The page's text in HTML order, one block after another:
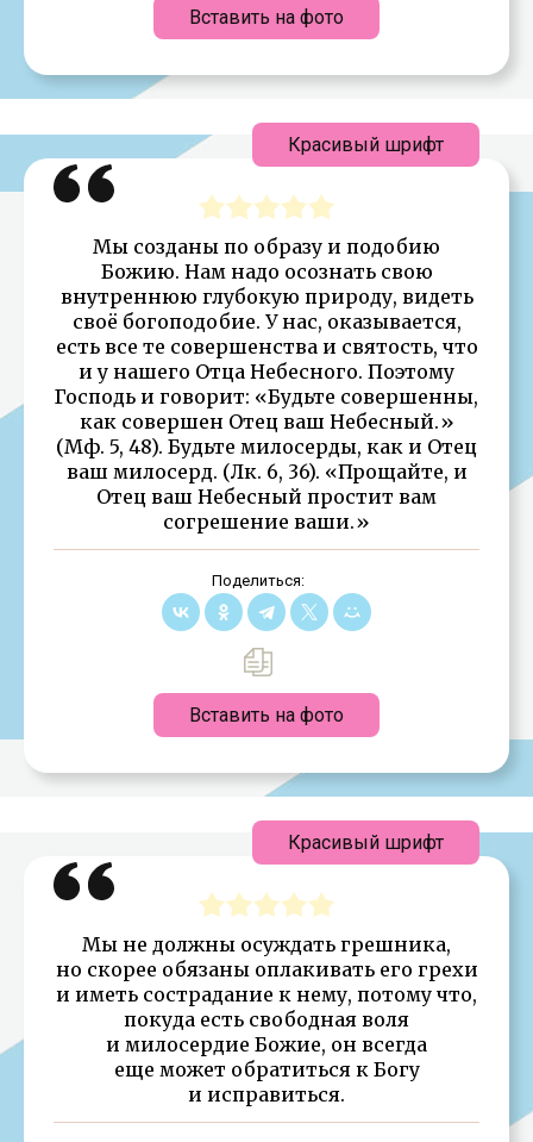
Вставить на фото
Мы созданы по образу и подобию
Божию. Нам надо осознать свою
внутреннюю глубокую природу, видеть
своё богоподобие. У нас, оказывается,
есть все те совершенства и святость, что
и у нашего Отца Небесного. Поэтому
Господь и говорит: «Будьте совершенны,
как совершен Отец ваш Небесный.»
(Мф. 5, 48). Будьте милосерды, как и Отец
ваш милосерд. (Лк. 6, 36). «Прощайте, и
Отец ваш Небесный простит вам
согрешение ваши.»
Поделиться:
Вставить на фото
Красивый шрифт
Мы не должны осуждать грешника,
но скорее обязаны оплакивать его грехи
и иметь сострадание к нему, потому что,
покуда есть свободная воля
и милосердие Божие, он всегда
еще может обратиться к Богу
и исправиться.
Красивый шрифт